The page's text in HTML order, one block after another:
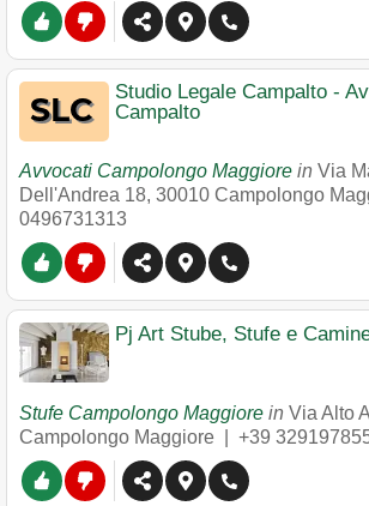
Studio Legale Campalto -
Campalto
Avvocati Campolongo Maggiore in Via
Dell'Andrea 18, 30010 Campolongo
0496731313
Pj Art Stube, Stufe e
Stufe Campolongo Maggiore in Via Alto
Campolongo Maggiore
+39